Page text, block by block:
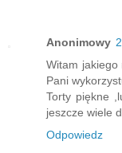
Anonimowy
Witam jakiego
Pani
Torty piękne
jeszcze wiele
Odpowiedz